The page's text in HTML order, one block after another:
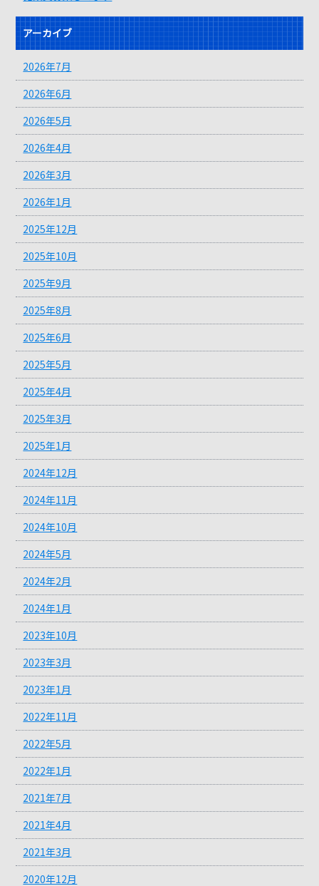
アーカイブ
2026年7月
2026年6月
2026年5月
2026年4月
2026年3月
2026年1月
2025年12月
2025年10月
2025年9月
2025年8月
2025年6月
2025年5月
2025年4月
2025年3月
2025年1月
2024年12月
2024年11月
2024年10月
2024年5月
2024年2月
2024年1月
2023年10月
2023年3月
2023年1月
2022年11月
2022年5月
2022年1月
2021年7月
2021年4月
2021年3月
2020年12月